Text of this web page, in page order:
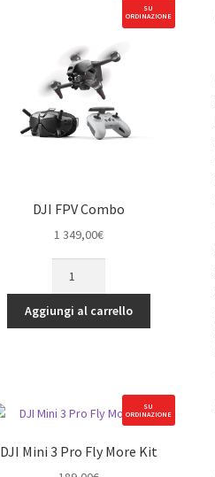
SU
ORDINAZIONE
DJI FPV Combo
1 349,00€
Combo
quantità
Aggiungi al carrello
SU
ORDINAZIONE
DJI Mini 3 Pro Fly More Kit